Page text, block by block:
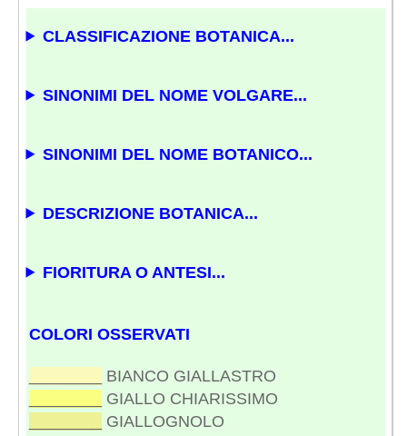
CLASSIFICAZIONE BOTANICA...
SINONIMI DEL NOME VOLGARE...
SINONIMI DEL NOME BOTANICO...
DESCRIZIONE BOTANICA...
FIORITURA O ANTESI...
COLORI OSSERVATI
BIANCO GIALLASTRO
GIALLO CHIARISSIMO
GIALLOGNOLO